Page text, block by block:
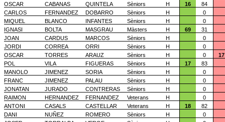
OSCAR
CABANAS QUINTELA Sèniors H 16
84
CARLOS
FERNANDEZ DOBARRO Sèniors H
0
MIQUEL
BLANCO INFANTES Sèniors H
0
IGNASI
BOLTA MASGRAU Màsters H 69
31
JOAN
CARDUS MARCOS Sèniors H
0
JORDI
CORREA ORRI Sèniors H
0
OSCAR
TORRES ARAUZ Sèniors H 0
17
POL
VILA FIGUERAS Sèniors H 17
83
MANOLO
JIMENEZ SORIA Sèniors H
0
FRANC
JIMENEZ PALAU Sèniors H
0
JONATAN
JURADO CONTRERAS Sèniors H
0
RAIMON
HERNANDEZ FERNANDEZ Veterans H
0
ANTONI
CASALS CASTELLAR Veterans H 18
82
DANI
NUÑEZ ROMERO Sèniors H
0